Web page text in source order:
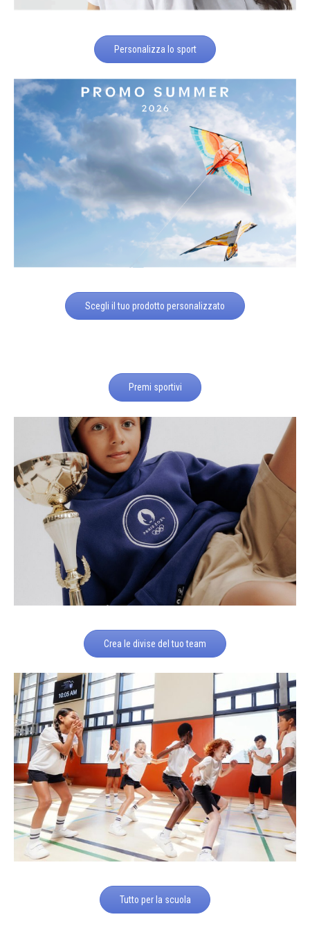
Personalizza lo sport
Scegli il tuo prodotto personalizzato
Premi sportivi
Crea le divise del tuo team
Tutto per la scuola